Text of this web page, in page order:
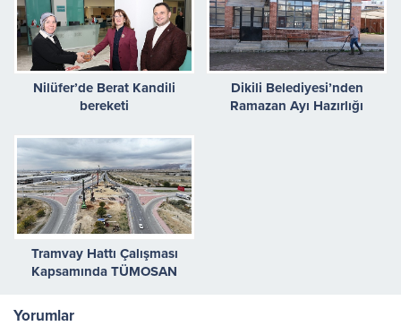
Nilüfer’de Berat Kandili
bereketi
Dikili Belediyesi’nden
Ramazan Ayı Hazırlığı
Tramvay Hattı Çalışması
Kapsamında TÜMOSAN
Çalışması Başladı
Yorumlar